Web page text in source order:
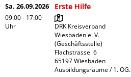
Sa. 26.09.2026
09:00 - 17:00
Uhr
Erste Hilfe
DRK Kreisverband
Wiesbaden e. V.
(Geschäftsstelle)
Flachstrasse  6
65197 Wiesbaden
Ausbildungsräume / 1. OG.